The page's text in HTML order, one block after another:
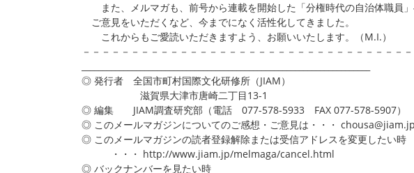
また、メルマガも、前号から連載を開始した「分権時代の自治体職員
ご意見をいただくなど、今までになく活性化してきました。
これからもご愛読いただきますよう、お願いいたします。（M.I.）
－－－－－－－－－－－－－－－－－－－－－－－－－－－－－－－－－
◎ 発行者 全国市町村国際文化研修所（JIAM）
滋賀県大津市唐崎二丁目13-1
◎ 編集 JIAM調査研究部（電話 077-578-5933 FAX 077-578-5907）
◎ このメールマガジンについてのご感想・ご意見は・・・
◎ このメールマガジンの読者登録解除または受信アドレスを変更したい時
・・・ http://www.jiam.jp/melmaga/cancel.html
◎ バックナンバーを見たい時